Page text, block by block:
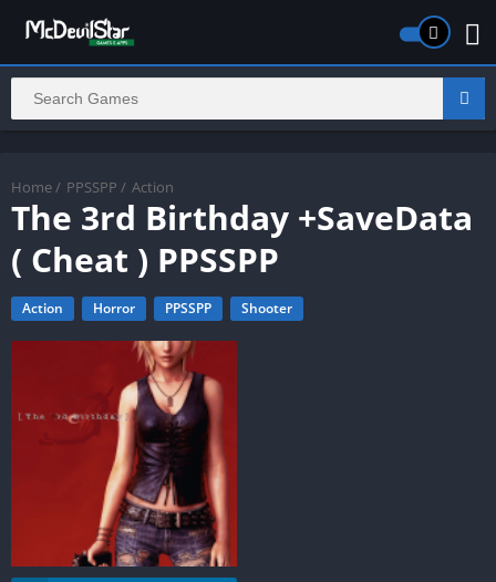
Home / PPSSPP / Action
The 3rd Birthday +SaveData
( Cheat ) PPSSPP
Action Horror PPSSPP Shooter